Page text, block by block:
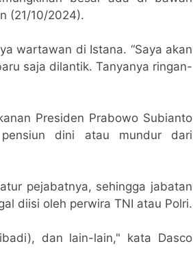
(21/10/2024).
wartawan di Istana. “Saya akan
saja dilantik. Tanyanya ringan-
Presiden Prabowo Subianto
dini atau mundur dari
pejabatnya, sehingga jabatan
diisi oleh perwira TNI atau Polri.
dan lain-lain," kata Dasco